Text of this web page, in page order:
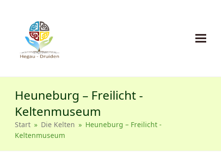
Heuneburg – Freilicht -
Keltenmuseum
Start » Die Kelten » Heuneburg – Freilicht -
Keltenmuseum